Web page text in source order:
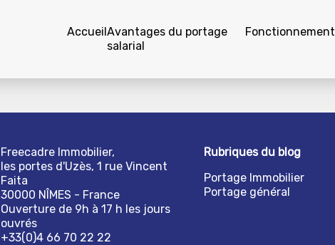
AccueilAvantages du portage
salarial
Fonctionnement
Freecadre Immobilier,
les portes d'Uzès, 1 rue Vincent
Faita
30000 NÎMES - France
Ouverture de 9h à 17 h les jours
ouvrés
+33(0)4 66 70 22 22
Rubriques du blog
Portage Immobilier
Portage général